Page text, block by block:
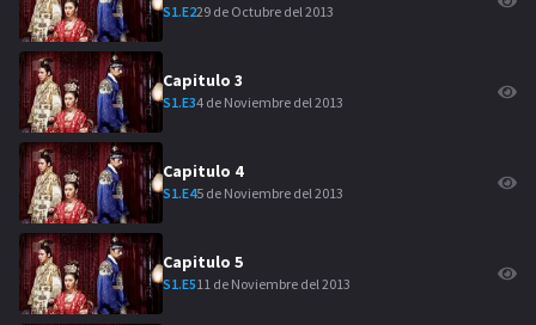
S1.E229 de Octubre del 2013
Capitulo 3
S1.E34 de Noviembre del 2013
Capitulo 4
S1.E45 de Noviembre del 2013
Capitulo 5
S1.E511 de Noviembre del 2013